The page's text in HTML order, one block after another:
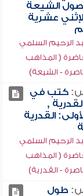
أصول الشيعة
عشرية
الرحيم السلمي
( المذاهب
- الشيعة)
كتب في
,
القدرية
الرحيم السلمي
( المذاهب
- القدرية)
طول